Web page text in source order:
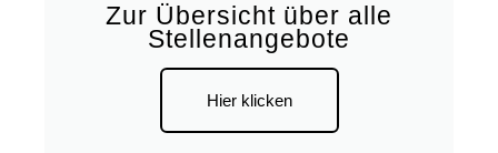
Zur Übersicht über alle
Stellenangebote
Hier klicken